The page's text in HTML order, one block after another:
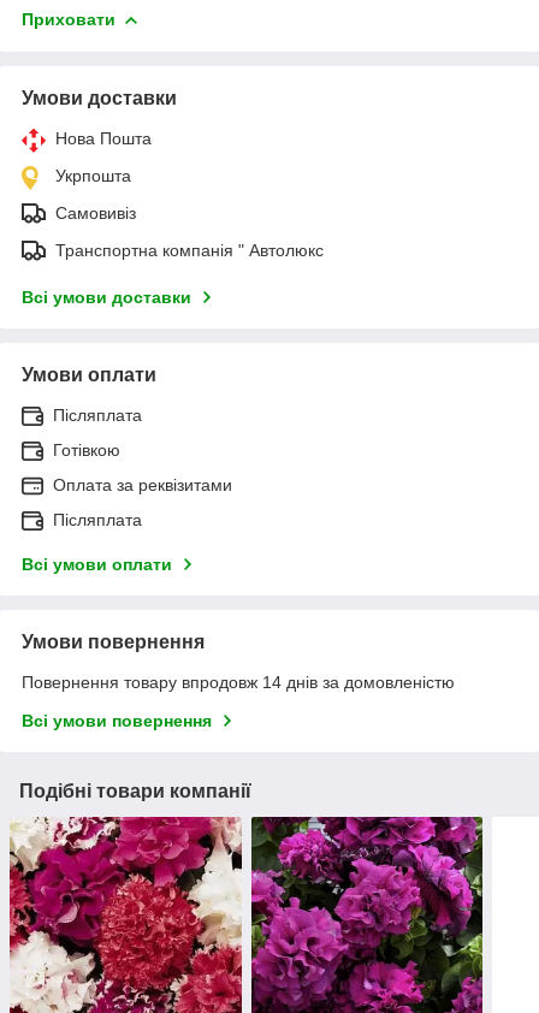
Приховати
Умови доставки
Нова Пошта
Укрпошта
Самовивіз
Транспортна компанія " Автолюкс
Всі умови доставки
Умови оплати
Післяплата
Готівкою
Оплата за реквізитами
Післяплата
Всі умови оплати
Умови повернення
Повернення товару впродовж 14 днів за домовленістю
Всі умови повернення
Подібні товари компанії